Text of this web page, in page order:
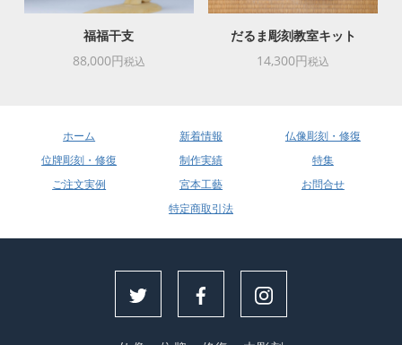
福福干支
88,000円税込
だるま彫刻教室キット
14,300円税込
ホーム 新着情報
仏像彫刻・修復
位牌彫刻・修復
制作実績
特集
ご注文実例
宮本工藝
お問合せ
特定商取引法